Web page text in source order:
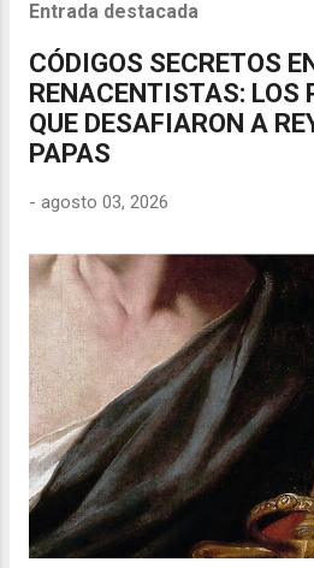
Entrada destacada
CÓDIGOS SECRETOS
RENACENTISTAS: LOS
QUE DESAFIARON A
PAPAS
- agosto 03, 2026